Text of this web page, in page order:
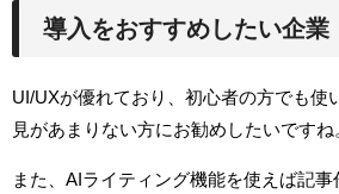
導入をおすすめしたい企業
UI/UXが優れており、初心者の方でも使
見があまりない方にお勧めしたいですね
また、AIライティング機能を使えば記事